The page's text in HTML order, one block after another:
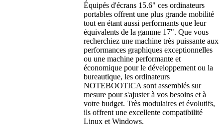
Équipés d'écrans 15.6" ces ordinateurs
portables offrent une plus grande mobilité
tout en étant aussi performants que leur
équivalents de la gamme 17". Que vous
recherchiez une machine très puissante aux
performances graphiques exceptionnelles
ou une machine performante et
économique pour le développement ou la
bureautique, les ordinateurs
NOTEBOOTICA sont assemblés sur
mesure pour s'ajuster à vos besoins et à
votre budget. Très modulaires et évolutifs,
ils offrent une excellente compatibilité
Linux et Windows.